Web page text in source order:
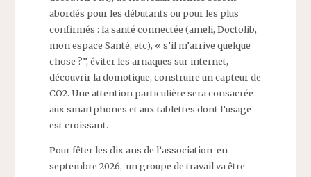
abordés pour les débutants ou pour les plus
confirmés : la santé connectée (ameli, Doctolib,
mon espace Santé, etc), « s’il m’arrive quelque
chose ?”, éviter les arnaques sur internet,
découvrir la domotique, construire un capteur de
CO2. Une attention particulière sera consacrée
aux smartphones et aux tablettes dont l’usage
est croissant.
Pour fêter les dix ans de l’association en
septembre 2026, un groupe de travail va être